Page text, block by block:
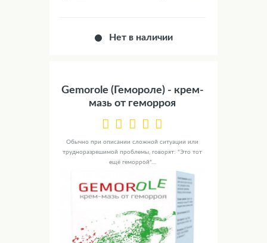
Нет в наличии
Gemorole (Гемороле) - крем-
мазь от геморроя
Обычно при описании сложной ситуации или
трудноразрешимой проблемы, говорят: "Это тот
ещё геморрой"....